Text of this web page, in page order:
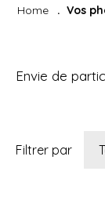
Home Vos
Envie de
Filtrer par